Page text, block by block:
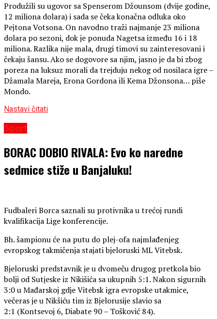
Produžili su ugovor sa Spenserom Džounsom (dvije godine,
12 miliona dolara) i sada se čeka konačna odluka oko
Pejtona Votsona. On navodno traži najmanje 23 miliona
dolara po sezoni, dok je ponuda Nagetsa između 16 i 18
miliona. Razlika nije mala, drugi timovi su zainteresovani i
čekaju šansu. Ako se dogovore sa njim, jasno je da bi zbog
poreza na luksuz morali da trejduju nekog od nosilaca igre –
Džamala Mareja, Erona Gordona ili Kema Džonsona… piše
Mondo.
Nastavi čitati
Sport
BORAC DOBIO RIVALA: Evo ko naredne
sedmice stiže u Banjaluku!
Fudbaleri Borca saznali su protivnika u trećoj rundi
kvalifikacija Lige konferencije.
Bh. šampionu će na putu do plej-ofa najmlađenjeg
evropskog takmičenja stajati bjeloruski ML Vitebsk.
Bjeloruski predstavnik je u dvomeču drugog pretkola bio
bolji od Sutjeske iz Nikišića sa ukupnih 5:1. Nakon sigurnih
3:0 u Mađarskoj gdje Vitebsk igra evropske utakmice,
večeras je u Nikšiću tim iz Bjelorusije slavio sa
2:1 (Kontsevoj 6, Diabate 90 – Tošković 84).